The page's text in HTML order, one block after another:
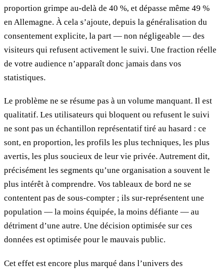
proportion grimpe au-delà de 40 %, et dépasse même 49 %
en Allemagne. À cela s’ajoute, depuis la généralisation du
consentement explicite, la part — non négligeable — des
visiteurs qui refusent activement le suivi. Une fraction réelle
de votre audience n’apparaît donc jamais dans vos
statistiques.
Le problème ne se résume pas à un volume manquant. Il est
qualitatif. Les utilisateurs qui bloquent ou refusent le suivi
ne sont pas un échantillon représentatif tiré au hasard : ce
sont, en proportion, les profils les plus techniques, les plus
avertis, les plus soucieux de leur vie privée. Autrement dit,
précisément les segments qu’une organisation a souvent le
plus intérêt à comprendre. Vos tableaux de bord ne se
contentent pas de sous-compter ; ils sur-représentent une
population — la moins équipée, la moins défiante — au
détriment d’une autre. Une décision optimisée sur ces
données est optimisée pour le mauvais public.
Cet effet est encore plus marqué dans l’univers des